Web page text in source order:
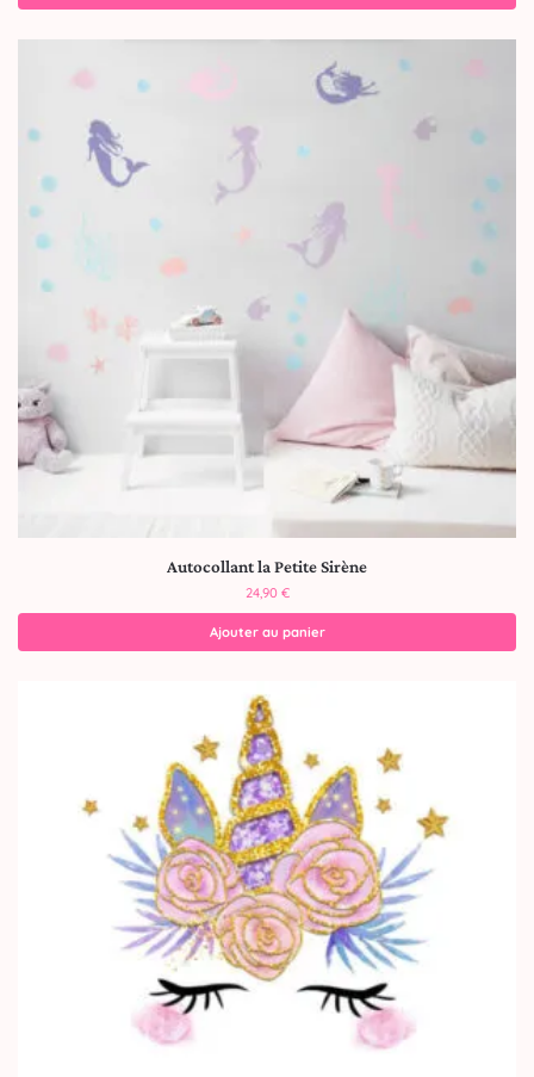
Autocollant la Petite Sirène
24,90 €
Ajouter au panier